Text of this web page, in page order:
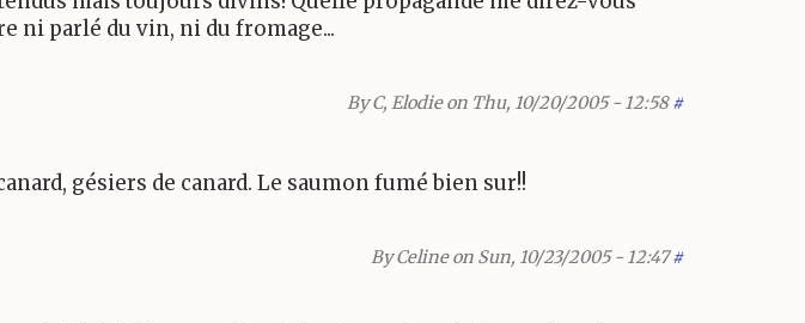
ni parlé du vin, ni du fromage...
ByC, Elodieon Thu, 10/20/2005 - 12:58 #
gésiers de canard. Le saumon fumé bien sur!!
ByCelineon Sun, 10/23/2005 - 12:47 #